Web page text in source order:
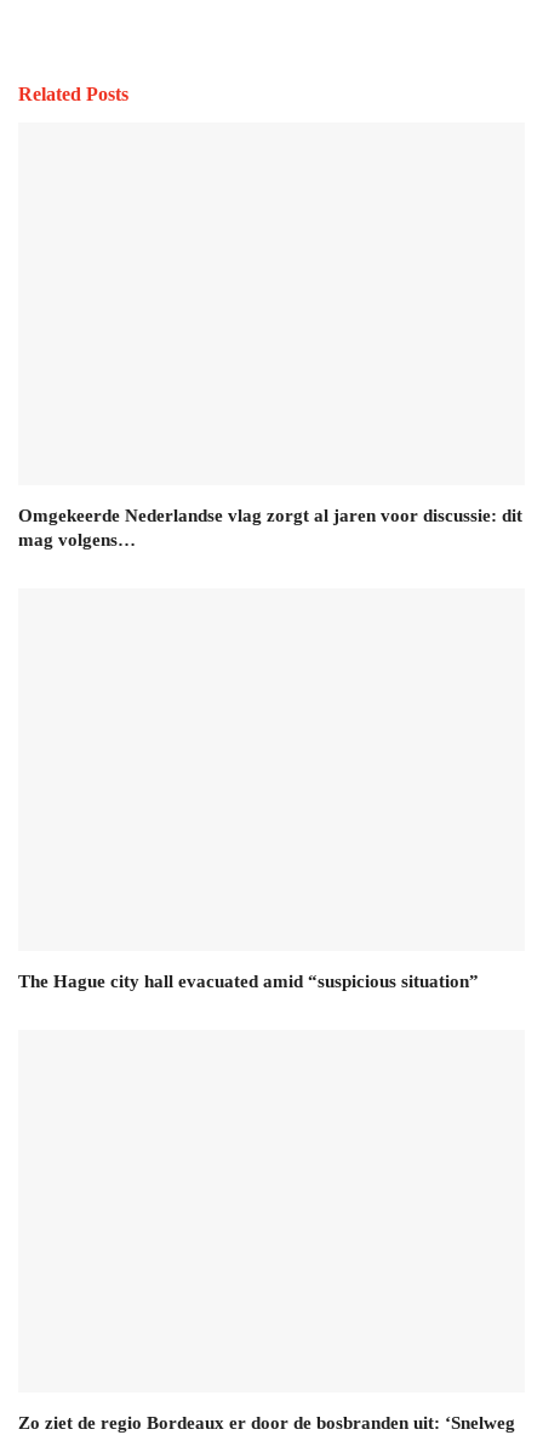
Related Posts
Omgekeerde Nederlandse vlag zorgt al jaren voor discussie: dit
mag volgens…
The Hague city hall evacuated amid “suspicious situation”
Zo ziet de regio Bordeaux er door de bosbranden uit: ‘Snelweg